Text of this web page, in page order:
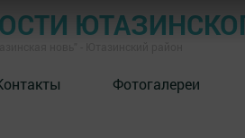
Фотогалереи